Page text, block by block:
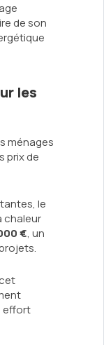
de son
les
ménages
prix de
le
chaleur
€, un
effort